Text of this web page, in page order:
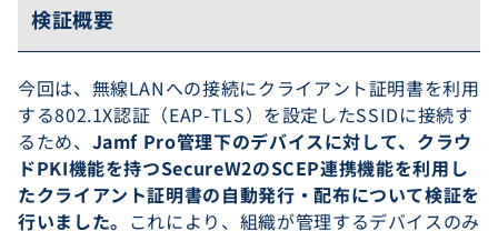
検証概要
今回は、無線LANへの接続にクライアント証明書を利用
する802.1X認証（EAP-TLS）を設定したSSIDに接続す
るため、 Jamf Pro管理下のデバイスに対して、クラウ
ドPKI機能を持つSecureW2のSCEP連携機能を利用し
たクライアント証明書の自動発行・配布について検証を
行いました。 これにより、組織が管理するデバイスのみ